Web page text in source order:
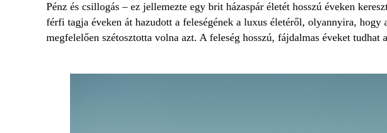
Pénz és csillogás – ez jellemezte egy brit házaspár életét hosszú éveken
férfi tagja éveken át hazudott a feleségének a luxus életéről, olyannyira,
megfelelően szétosztotta volna azt. A feleség hosszú, fájdalmas éveket